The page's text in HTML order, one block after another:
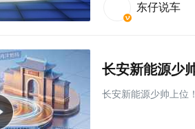
东仔说车
长安新能源少
长安新能源少帅上位